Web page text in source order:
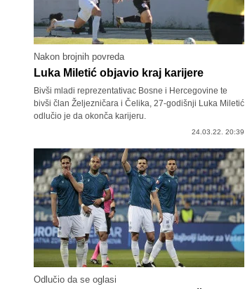
Nakon brojnih povreda
Luka Miletić objavio kraj karijere
Bivši mladi reprezentativac Bosne i Hercegovine te
bivši član Željezničara i Čelika, 27-godišnji Luka Miletić
odlučio je da okonča karijeru.
24.03.22. 20:39
Odlučio da se oglasi